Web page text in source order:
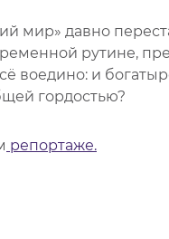
мир» давно
рутине,
воедино: и
гордостью?
репортаже.